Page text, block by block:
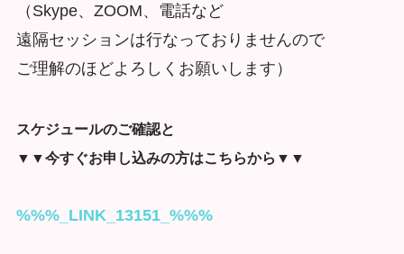
（Skype、ZOOM、電話など
遠隔セッションは行なっておりませんので
ご理解のほどよろしくお願いします）
スケジュールのご確認と
▼▼今すぐお申し込みの方はこちらから▼▼
%%%_LINK_13151_%%%